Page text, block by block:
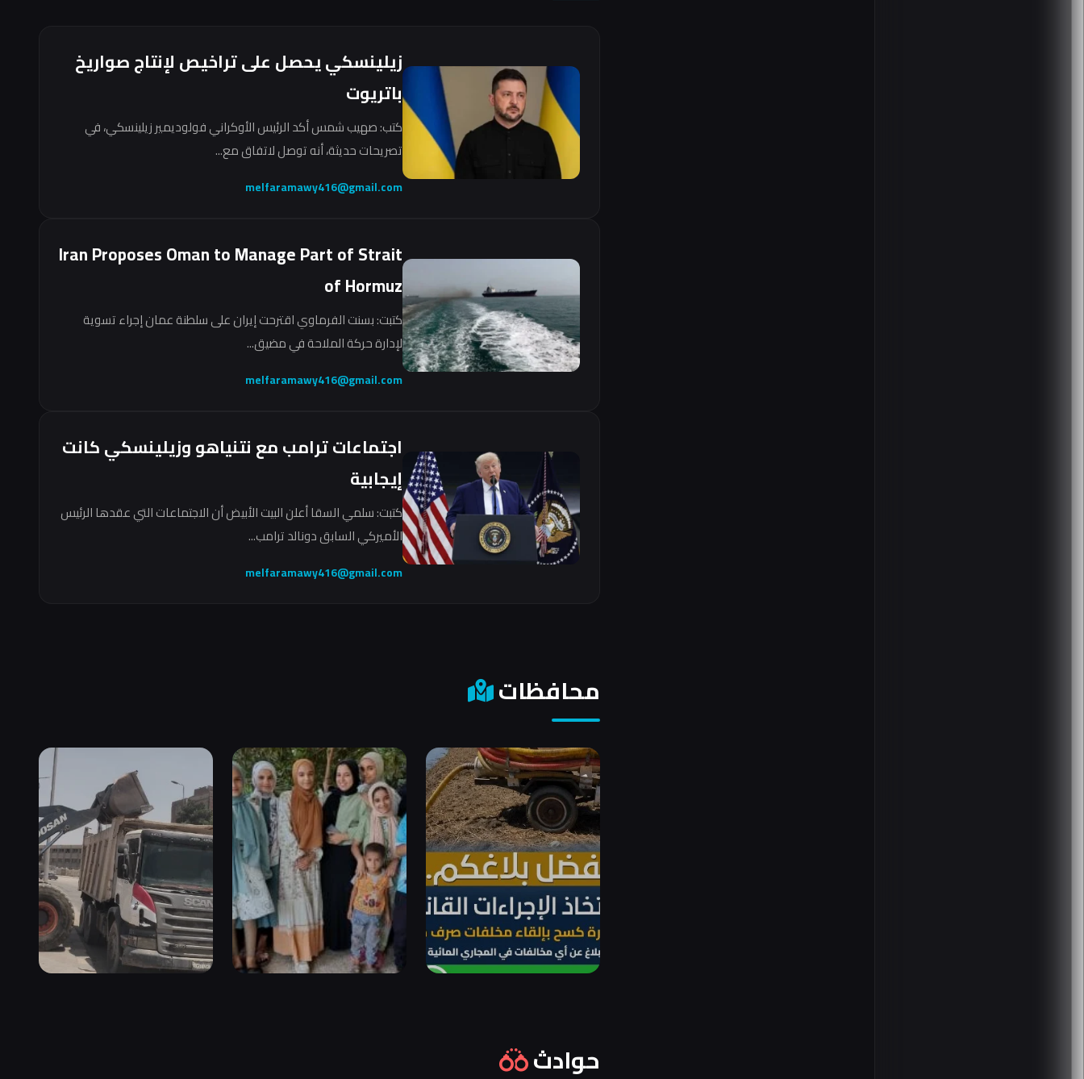
زيلينسكي يحصل على تراخيص لإنتاج صواريخ
باتريوت
كتب: صهيب شمس أكد الرئيس الأوكراني فولوديمير زيلينسكي، في
تصريحات حديثة، أنه توصل لاتفاق مع...
melfaramawy416@gmail.com
Iran Proposes Oman to Manage Part of Strait
of Hormuz
كتبت: بسنت الفرماوي اقترحت إيران على سلطنة عمان إجراء تسوية
لإدارة حركة الملاحة في مضيق...
melfaramawy416@gmail.com
اجتماعات ترامب مع نتنياهو وزيلينسكي كانت
إيجابية
كتبت: سلمي السقا أعلن البيت الأبيض أن الاجتماعات التي عقدها الرئيس
الأميركي السابق دونالد ترامب...
melfaramawy416@gmail.com
محافظات
حوادث